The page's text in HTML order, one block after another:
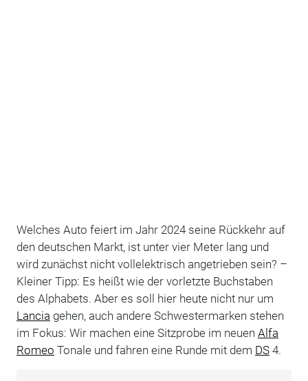
Welches Auto feiert im Jahr 2024 seine Rückkehr auf
den deutschen Markt, ist unter vier Meter lang und
wird zunächst nicht vollelektrisch angetrieben sein? –
Kleiner Tipp: Es heißt wie der vorletzte Buchstaben
des Alphabets. Aber es soll hier heute nicht nur um
Lancia gehen, auch andere Schwestermarken stehen
im Fokus: Wir machen eine Sitzprobe im neuen Alfa
Romeo Tonale und fahren eine Runde mit dem DS4.